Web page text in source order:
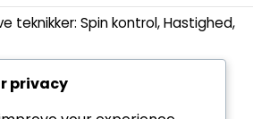
teknikker: Spin kontrol, Hastighed,
privacy